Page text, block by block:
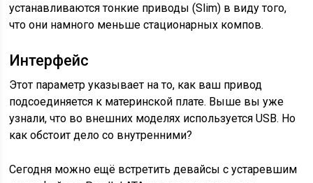
устанавливаются тонкие приводы (Slim) в виду того,
что они намного меньше стационарных компов.
Интерфейс
Этот параметр указывает на то, как ваш привод
подсоединяется к материнской плате. Выше вы уже
узнали, что во внешних моделях используется USB. Но
как обстоит дело со внутренними?
Сегодня можно ещё встретить девайсы с устаревшим